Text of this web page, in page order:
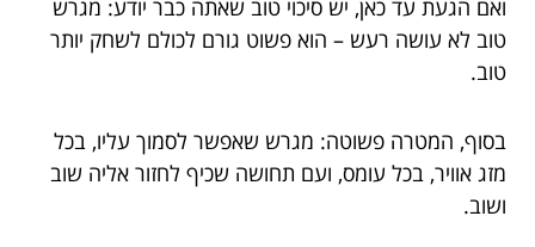
ואם הגעת עד כאן, יש סיכוי טוב שאתה כבר יודע: מגרש
טוב לא עושה רעש – הוא פשוט גורם לכולם לשחק יותר
טוב.
בסוף, המטרה פשוטה: מגרש שאפשר לסמוך עליו, בכל
מזג אוויר, בכל עומס, ועם תחושה שכיף לחזור אליה שוב
ושוב.